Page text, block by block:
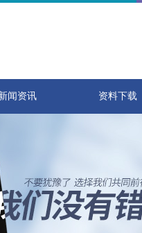
闻资讯 资料下载